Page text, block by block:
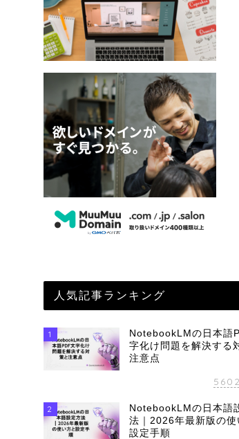
人気記事ランキング
1
NotebookLMの日本語
字化け問題を解決する
注意点
5602
2
NotebookLMの日本語
法｜2026年最新版の使
設定手順